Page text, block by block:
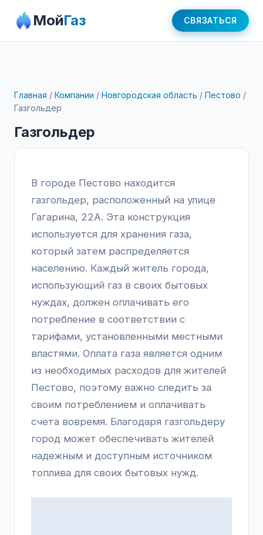
МойГаз СВЯЗАТЬСЯ
Главная / Компании / Новгородская область / Пестово /
Газгольдер
Газгольдер
В городе Пестово находится
газгольдер, расположенный на улице
Гагарина, 22А. Эта конструкция
используется для хранения газа,
который затем распределяется
населению. Каждый житель города,
использующий газ в своих бытовых
нуждах, должен оплачивать его
потребление в соответствии с
тарифами, установленными местными
властями. Оплата газа является одним
из необходимых расходов для жителей
Пестово, поэтому важно следить за
своим потреблением и оплачивать
счета вовремя. Благодаря газгольдеру
город может обеспечивать жителей
надежным и доступным источником
топлива для своих бытовых нужд.